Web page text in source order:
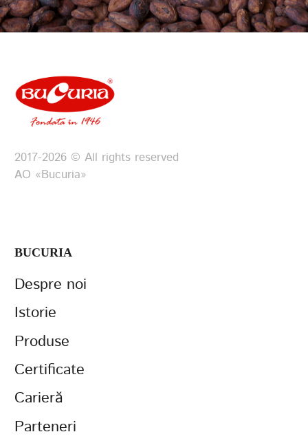
2017-2026 © All rights reserved
АО «Bucuria»
BUCURIA
Despre noi
Istorie
Produse
Certificate
Carieră
Parteneri